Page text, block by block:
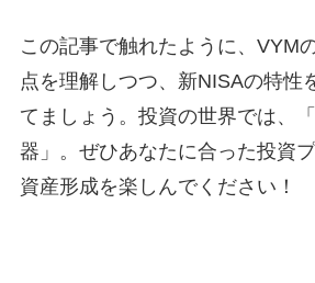
この記事で触れたように、VYM
点を理解しつつ、新NISAの特性
てましょう。投資の世界では、
器」。ぜひあなたに合った投資
資産形成を楽しんでください！